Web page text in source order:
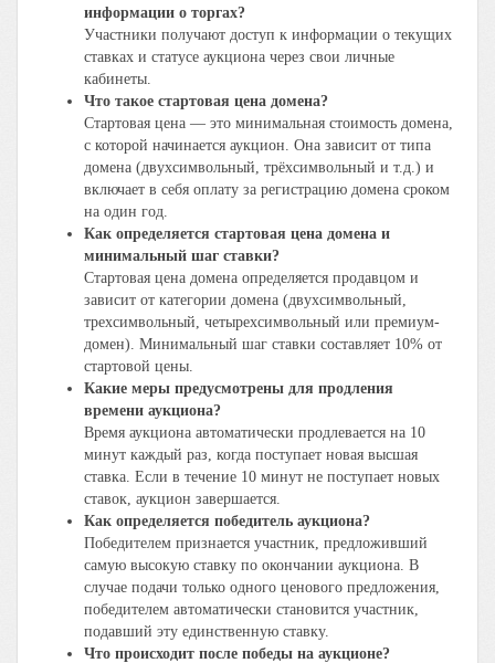
информации о торгах?
Участники получают доступ к информации о текущих
ставках и статусе аукциона через свои личные
кабинеты.
Что такое стартовая цена домена?
Стартовая цена — это минимальная стоимость домена,
с которой начинается аукцион. Она зависит от типа
домена (двухсимвольный, трёхсимвольный и т.д.) и
включает в себя оплату за регистрацию домена сроком
на один год.
Как определяется стартовая цена домена и
минимальный шаг ставки?
Стартовая цена домена определяется продавцом и
зависит от категории домена (двухсимвольный,
трехсимвольный, четырехсимвольный или премиум-
домен). Минимальный шаг ставки составляет 10% от
стартовой цены.
Какие меры предусмотрены для продления
времени аукциона?
Время аукциона автоматически продлевается на 10
минут каждый раз, когда поступает новая высшая
ставка. Если в течение 10 минут не поступает новых
ставок, аукцион завершается.
Как определяется победитель аукциона?
Победителем признается участник, предложивший
самую высокую ставку по окончании аукциона. В
случае подачи только одного ценового предложения,
победителем автоматически становится участник,
подавший эту единственную ставку.
Что происходит после победы на аукционе?